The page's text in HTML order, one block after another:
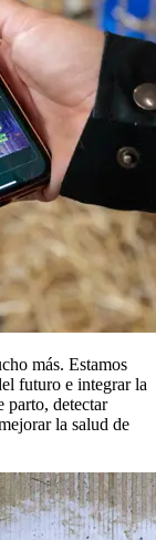
más. Estamos
futuro e integrar la
parto, detectar
la salud de